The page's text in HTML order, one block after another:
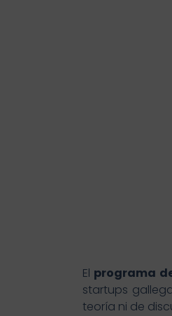
El programa
startups
teoría ni de